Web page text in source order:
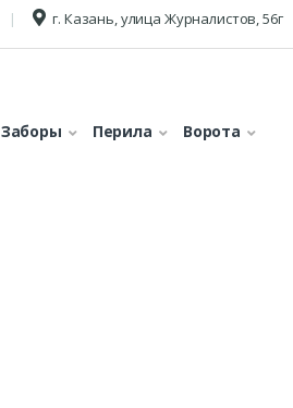
г. Казань, улица Журналистов, 56г
Заборы Перила Ворота